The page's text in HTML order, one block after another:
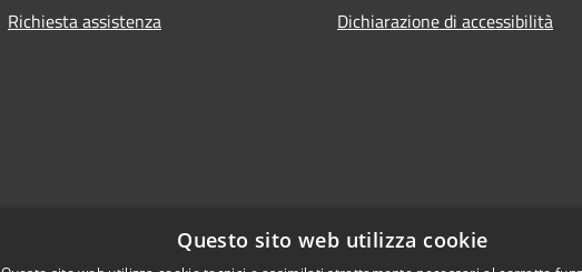
Richiesta assistenza
Dichiarazione di accessibilità
Questo sito web utilizza cookie